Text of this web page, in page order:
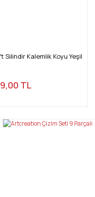
Kalemlik Koyu Yeşil
TL